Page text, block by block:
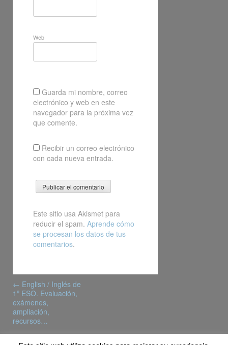
Web
Guarda mi nombre, correo
electrónico y web en este
navegador para la próxima vez
que comente.
Recibir un correo electrónico
con cada nueva entrada.
Este sitio usa Akismet para
reducir el spam. Aprende cómo
se procesan los datos de tus
comentarios.
navigation
← English / Inglés de
1º ESO. Evaluación,
exámenes,
ampliación,
recursos…